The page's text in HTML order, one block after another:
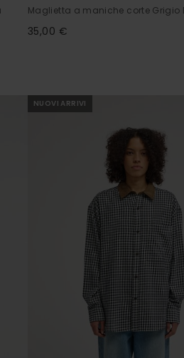
Maglietta a maniche corte Grigio
35,00 €
NUOVI ARRIVI